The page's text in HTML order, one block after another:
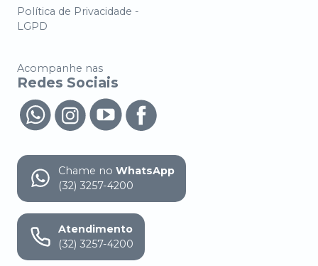
Política de Privacidade -
LGPD
Acompanhe nas
Redes Sociais
Chame no WhatsApp
(32) 3257-4200
Atendimento
(32) 3257-4200